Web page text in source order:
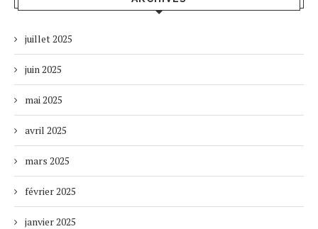
juillet 2025
juin 2025
mai 2025
avril 2025
mars 2025
février 2025
janvier 2025